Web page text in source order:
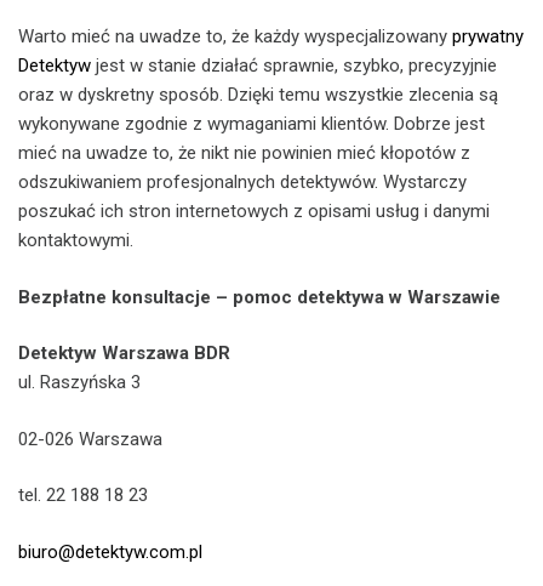
Warto mieć na uwadze to, że każdy wyspecjalizowany prywatny
Detektyw jest w stanie działać sprawnie, szybko, precyzyjnie
oraz w dyskretny sposób. Dzięki temu wszystkie zlecenia są
wykonywane zgodnie z wymaganiami klientów. Dobrze jest
mieć na uwadze to, że nikt nie powinien mieć kłopotów z
odszukiwaniem profesjonalnych detektywów. Wystarczy
poszukać ich stron internetowych z opisami usług i danymi
kontaktowymi.
Bezpłatne konsultacje – pomoc detektywa w Warszawie
Detektyw Warszawa BDR
ul. Raszyńska 3
02-026 Warszawa
tel. 22 188 18 23
biuro@detektyw.com.pl